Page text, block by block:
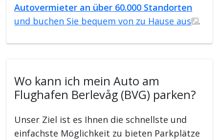
Autovermieter an über 60.000 Standorten
und buchen Sie bequem von zu Hause aus
.
Wo kann ich mein Auto am
Flughafen Berlevåg (BVG) parken?
Unser Ziel ist es Ihnen die schnellste und
einfachste Möglichkeit zu bieten Parkplätze